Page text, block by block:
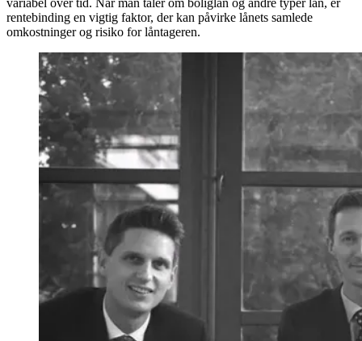
rentebinding en vigtig faktor, der kan påvirke lånets samlede
omkostninger og risiko for låntageren.